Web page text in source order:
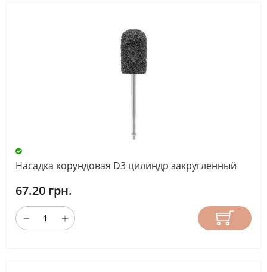
Насадка корундовая D3 цилиндр закругленный
67.20 грн.